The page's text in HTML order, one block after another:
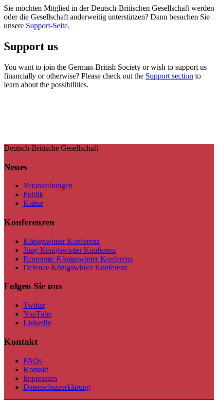
Sie möchten Mitglied in der Deutsch-Britischen Gesellschaft werden
oder die Gesellschaft anderweitig unterstützen? Dann besuchen Sie
unsere Support-Seite.
Support us
You want to join the German-British Society or wish to support us
financially or otherwise? Please check out the Support section to
learn about the possibilities.
Deutsch-Britische Gesellschaft
Neues
Veranstaltungen
Politik
Kultur
Konferenzen
Königswinter Konferenz
Jung Königswinter Konferenz
Economic Königswinter Konferenz
Defence Königswinter Konferenz
Folgen Sie uns
Twitter
YouTube
LinkedIn
Kontakt
FAQs
Kontakt
Impressum
Datenschutzerklärung